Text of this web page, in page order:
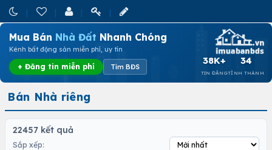
Mua Bán Nhà Đất Nhanh Chóng
Kênh bất động sản miễn phí, uy tín
+ Đăng tin miễn phí Tìm BĐS
38K+
TIN ĐĂNG
34
TỈNH THÀNH
Bán Nhà riêng
22457 kết quả
Sắp xếp: